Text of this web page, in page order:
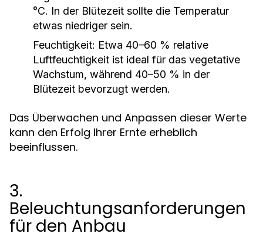
°C. In der Blütezeit sollte die Temperatur
etwas niedriger sein.
Feuchtigkeit: Etwa 40–60 % relative
Luftfeuchtigkeit ist ideal für das vegetative
Wachstum, während 40–50 % in der
Blütezeit bevorzugt werden.
Das Überwachen und Anpassen dieser Werte
kann den Erfolg Ihrer Ernte erheblich
beeinflussen.
3.
Beleuchtungsanforderungen
für den Anbau